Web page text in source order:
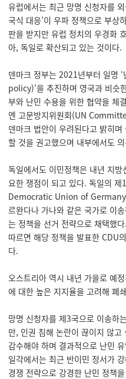
유럽에서는 최근 망명 신청자를
국식 대응’이 우파 정책으로 부상
판을 받지만 유럽 정치의 우경화
아, 독일로 확산되고 있는 것이다.
덴마크 정부는 2021년부터 일명
policy)’을 추진하며 영국과 비슷
부와 난민 수용을 위한 협약을 체
엔 고문방지위원회(UN
덴마크 법안이 우려된다고 밝히
할 것을 권고했으며 내부에서도
독일에서도 이민정책은 내년 지
요한 쟁점이 되고 있다. 독일의
Democratic Union of Germany:
르완다나 가나와 같은 국가로 이
는 정책을 선거 전략으로 채택했
따르면 해당 정책을 발표한 CDU
다.
오스트리아 역시 내년 가을로 예
에 대한 높은 지지율을 고려해 폐
망명 신청자를 제3국으로 이송하
만, 인권 침해 논란이 끊이지 않
감수해야 하며 결과적으로 난민
일각에서는 최근 반이민 정서가
경쟁 전략으로 강경한 난민 정책